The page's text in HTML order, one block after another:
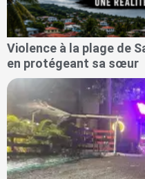
Violence à la plage de
en protégeant sa sœur